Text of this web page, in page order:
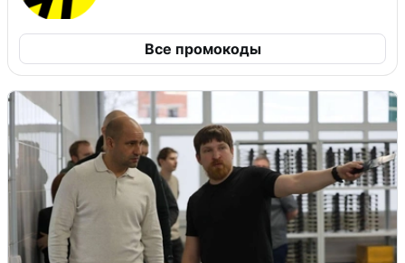
Все промокоды